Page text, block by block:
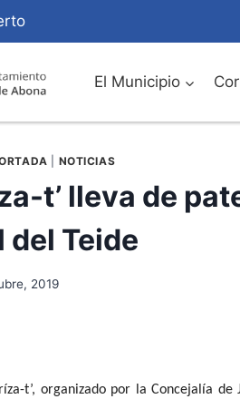
El Municipio
NOTICIAS
t’ lleva de
del Teide
2019
t’, organizado por la Concejalía de